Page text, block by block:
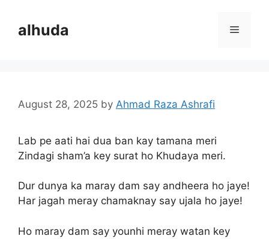
contentalhuda Menu
August 28, 2025 by Ahmad Raza Ashrafi
Lab pe aati hai dua ban kay tamana meri
Zindagi sham’a key surat ho Khudaya meri.
Dur dunya ka maray dam say andheera ho jaye!
Har jagah meray chamaknay say ujala ho jaye!
Ho maray dam say younhi meray watan key